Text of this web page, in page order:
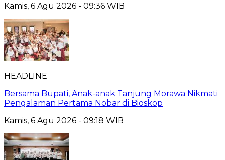
Kamis, 6 Agu 2026 - 09:36 WIB
HEADLINE
Bersama Bupati, Anak-anak Tanjung Morawa Nikmati
Pengalaman Pertama Nobar di Bioskop
Kamis, 6 Agu 2026 - 09:18 WIB